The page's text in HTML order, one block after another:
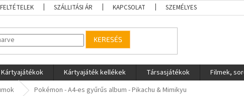
SZÁLLITÁSI ÁR KAPCSOLAT SZEMÉLYES ADATOK VÉDELME
KERESÉS
Kártyajáték kellékek Társasjátékok Filmek,
Pokémon - A4-es gyűrűs album - Pikachu & Mimikyu